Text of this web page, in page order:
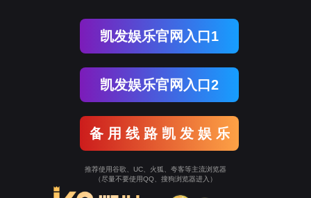
该页面不存在！
页面自动跳转等待时间：3 秒
返回9001cc以诚为